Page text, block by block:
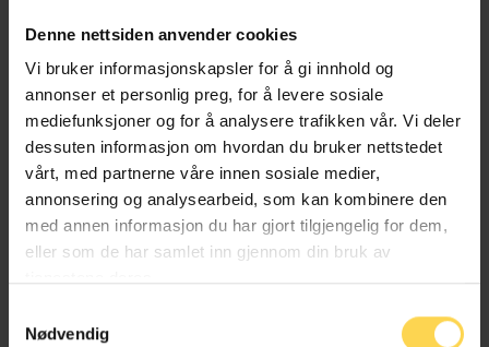
Denne nettsiden anvender cookies
Vi bruker informasjonskapsler for å gi innhold og
annonser et personlig preg, for å levere sosiale
mediefunksjoner og for å analysere trafikken vår. Vi deler
dessuten informasjon om hvordan du bruker nettstedet
vårt, med partnerne våre innen sosiale medier,
annonsering og analysearbeid, som kan kombinere den
med annen informasjon du har gjort tilgjengelig for dem,
eller som de har samlet inn gjennom din bruk av
Nødvendig
Imran Haider
Trygderett og pensjonsrett